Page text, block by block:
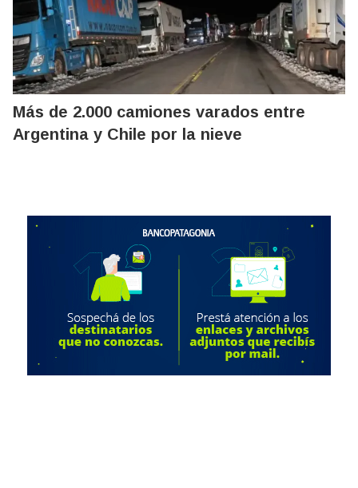
Más de 2.000 camiones varados entre
Argentina y Chile por la nieve